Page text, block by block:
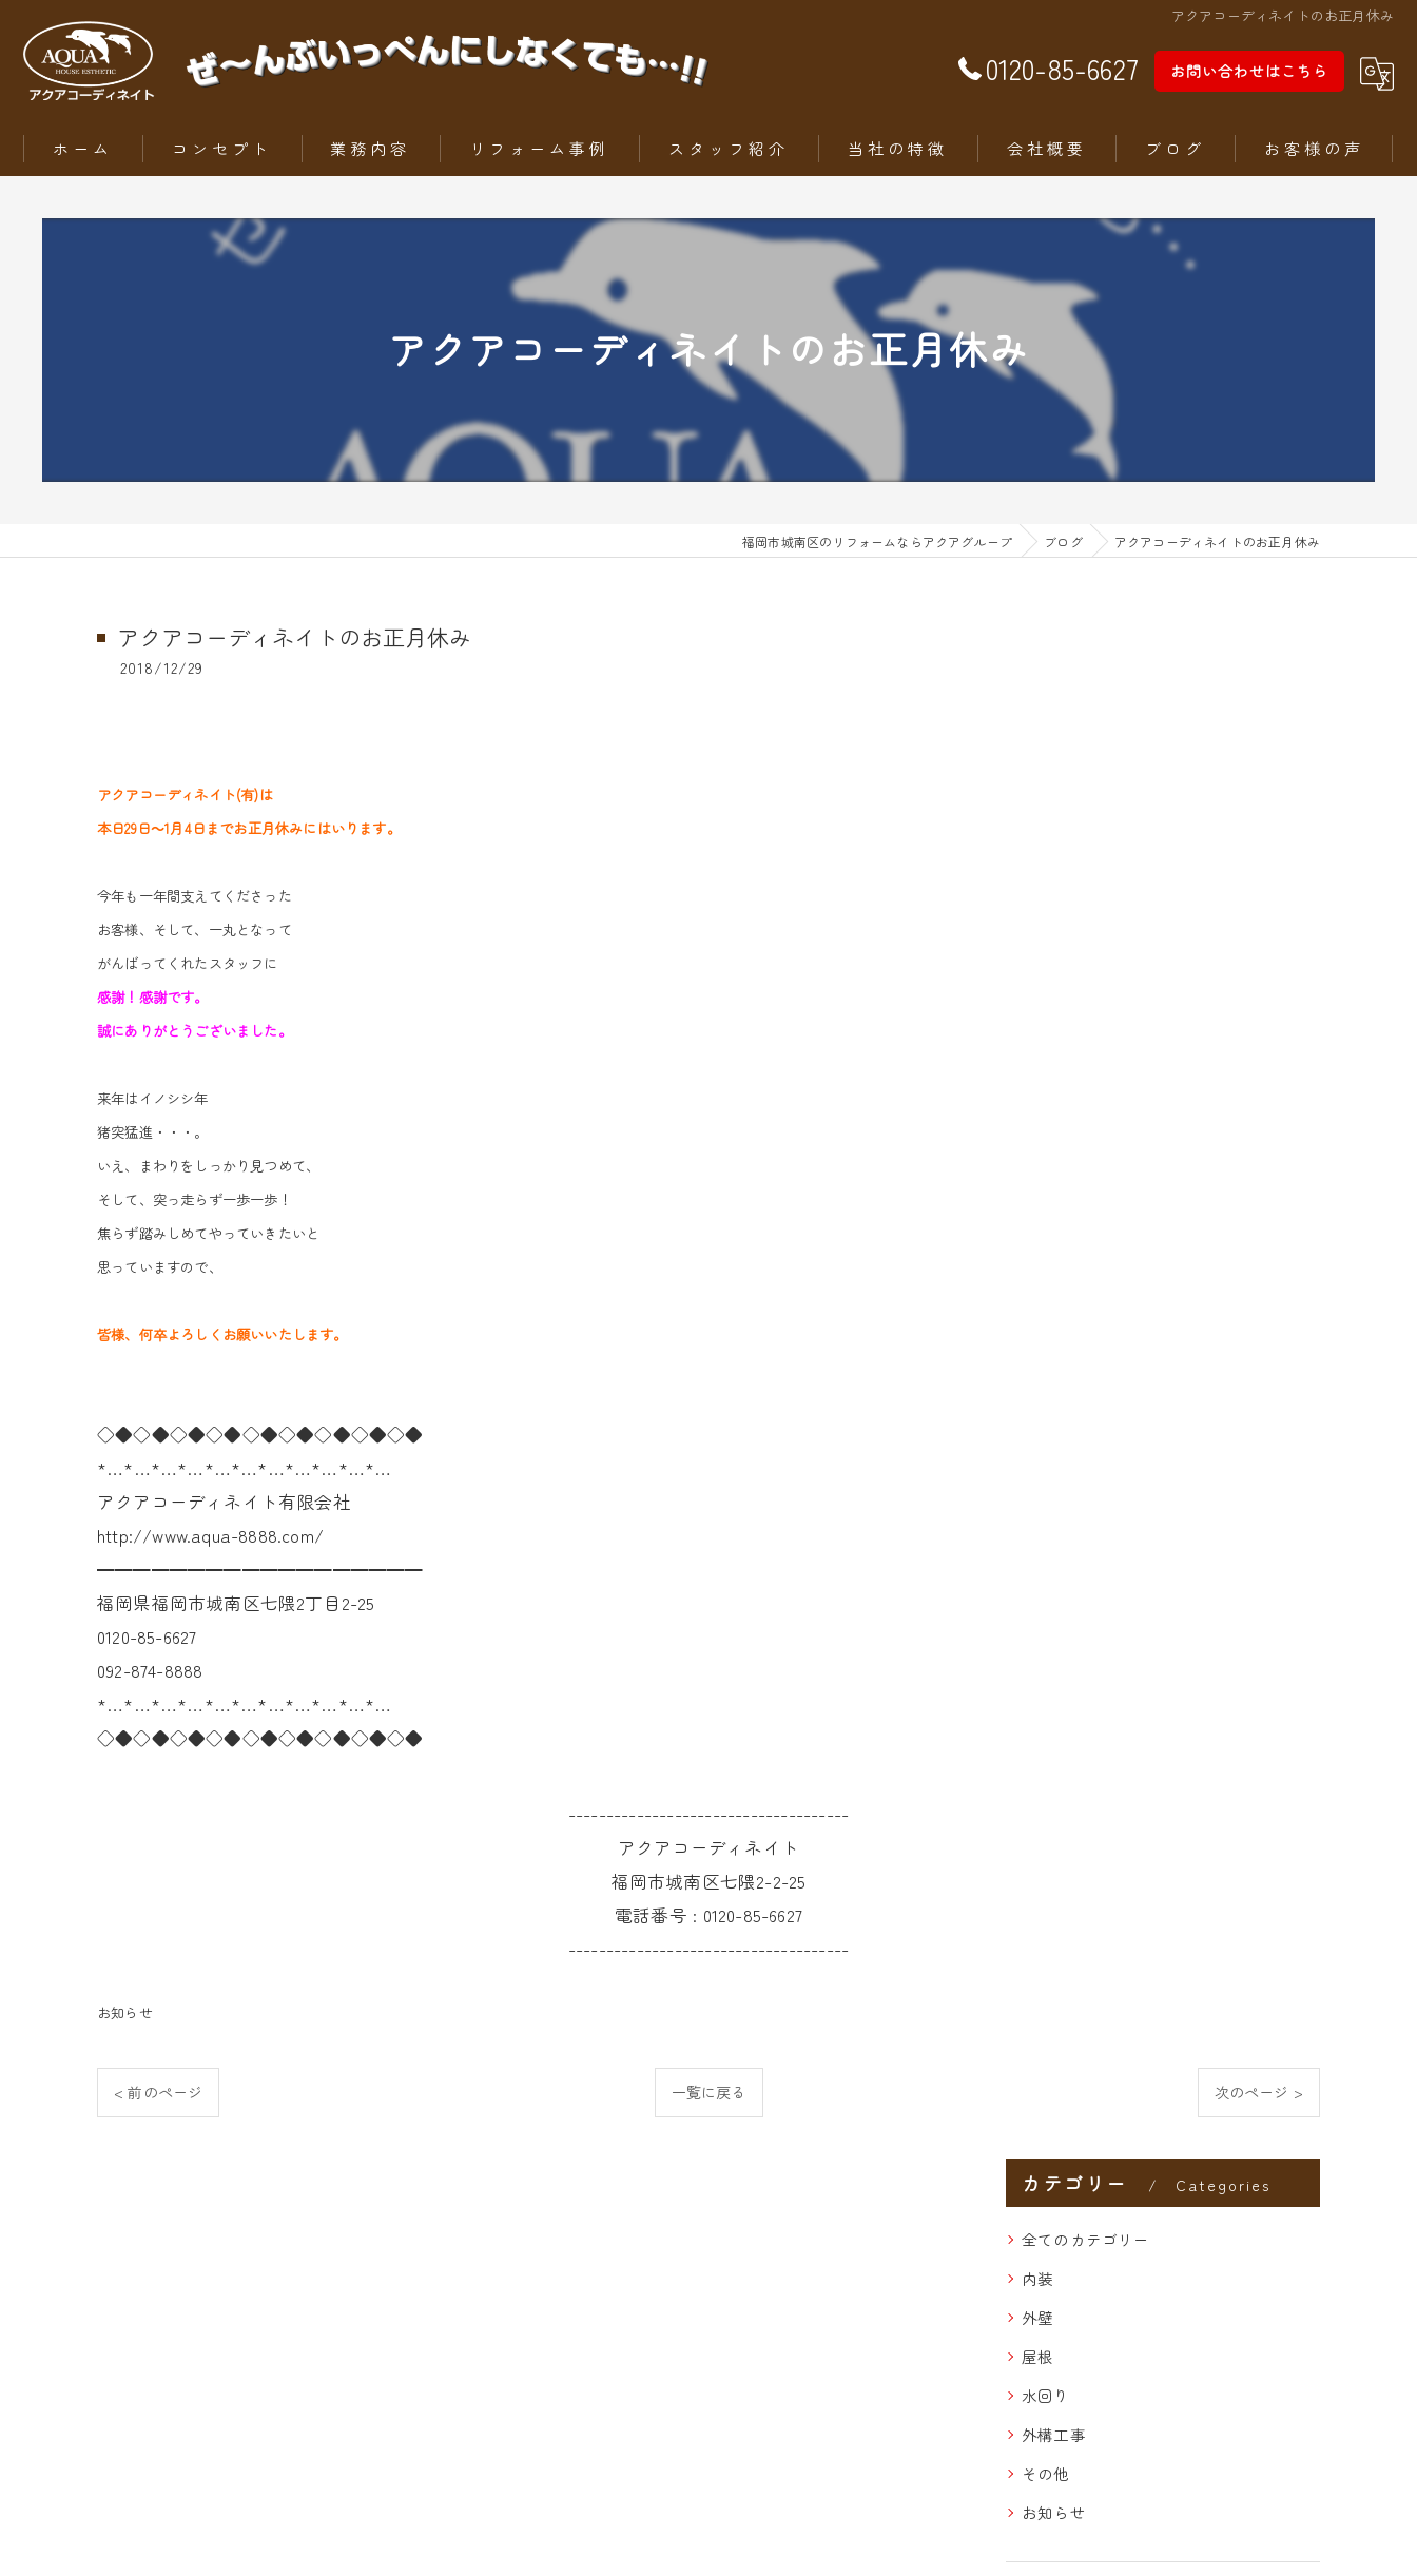
アクアコーディネイトのお正月休み
0120-85-6627 お問い合わせはこちら
ホーム コンセプト 業務内容
ZEH（ゼッチ）とは
リフォーム事例
ちょっとだけリフォーム
トータルリフォーム
スタッフ紹介 当社の特徴
内装工事
外壁
屋根
水回りリフォーム
会社概要 ブログ お客様の声
アクアコーディネイトのお正月休み
福岡市城南区のリフォームならアクアグループ ブログ アクアコーディネイトのお正月休み
アクアコーディネイトのお正月休み
2018/12/29
アクアコーディネイト(有)は
本日29日～1月4日までお正月休みにはいります。
今年も一年間支えてくださった
お客様、そして、一丸となって
がんばってくれたスタッフに
感謝！感謝です。
誠にありがとうございました。
来年はイノシシ年
猪突猛進・・・。
いえ、まわりをしっかり見つめて、
そして、突っ走らず一歩一歩！
焦らず踏みしめてやっていきたいと
思っていますので、
皆様、何卒よろしくお願いいたします。
◇◆◇◆◇◆◇◆◇◆◇◆◇◆◇◆◇◆
*…*…*…*…*…*…*…*…*…*…*…
アクアコーディネイト有限会社
http://www.aqua-8888.com/
━━━━━━━━━━━━━━━━━━
福岡県福岡市城南区七隈2丁目2-25
0120-85-6627
092-874-8888
*…*…*…*…*…*…*…*…*…*…*…
◇◆◇◆◇◆◇◆◇◆◇◆◇◆◇◆◇◆
-------------------------------------
アクアコーディネイト
福岡市城南区七隈2-2-25
電話番号 : 0120-85-6627
-------------------------------------
お知らせ
< 前のページ 一覧に戻る 次のページ >
カテゴリー Categories
全てのカテゴリー
内装
外壁
屋根
水回り
外構工事
その他
お知らせ